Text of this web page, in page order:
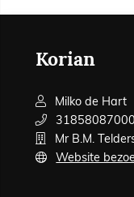
Korian
Milko de Hart
31858087000
Mr B.M.
Website